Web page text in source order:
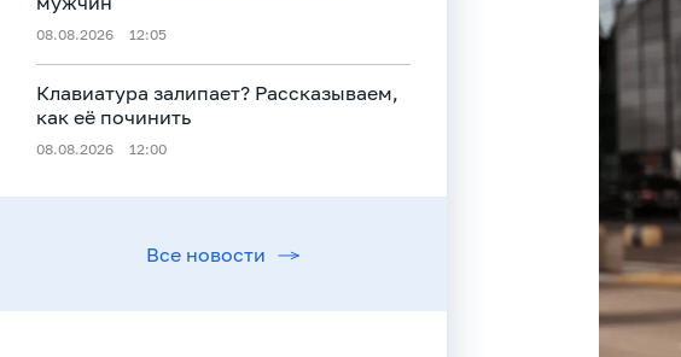
08.08.2026 12:05
Клавиатура залипает? Рассказываем,
как её починить
08.08.2026 12:00
Все новости